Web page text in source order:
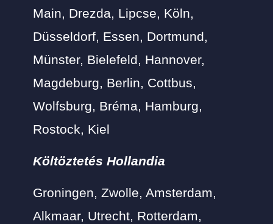
Main, Drezda, Lipcse, Köln,
Düsseldorf, Essen, Dortmund,
Münster, Bielefeld, Hannover,
Magdeburg, Berlin, Cottbus,
Wolfsburg, Bréma, Hamburg,
Rostock, Kiel
Költöztetés Hollandia
Groningen, Zwolle, Amsterdam,
Alkmaar, Utrecht, Rotterdam,